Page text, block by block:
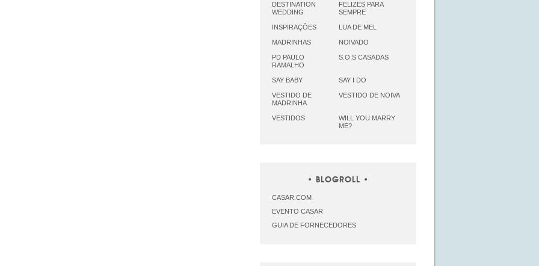
DESTINATION
WEDDING
FELIZES PARA
SEMPRE
INSPIRAÇÕES LUA DE MEL
MADRINHAS NOIVADO
PD PAULO
RAMALHO
S.O.S CASADAS
SAY BABY SAY I DO
VESTIDO DE
MADRINHA
VESTIDO DE NOIVA
VESTIDOS
WILL YOU MARRY
ME?
BLOGROLL
CASAR.COM
EVENTO CASAR
GUIA DE FORNECEDORES